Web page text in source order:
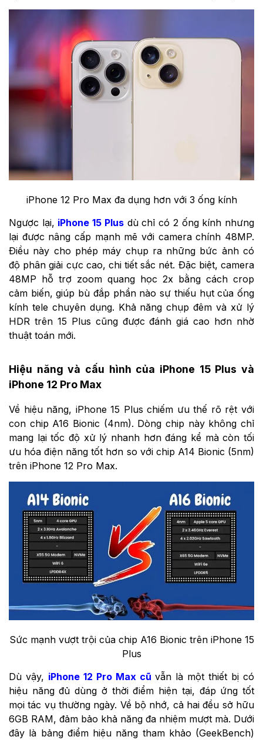
iPhone 12 Pro Max đa dụng hơn với 3 ống kính
Ngược lại, iPhone 15 Plusdù chỉ có 2 ống kính nhưng
lại được nâng cấp mạnh mẽ với camera chính 48MP.
Điều này cho phép máy chụp ra những bức ảnh có
độ phân giải cực cao, chi tiết sắc nét. Đặc biệt, camera
48MP hỗ trợ zoom quang học 2x bằng cách crop
cảm biến, giúp bù đắp phần nào sự thiếu hụt của ống
kính tele chuyên dụng. Khả năng chụp đêm và xử lý
HDR trên 15 Plus cũng được đánh giá cao hơn nhờ
thuật toán mới.
Hiệu năng và cấu hình của iPhone 15 Plus và
iPhone 12 Pro Max
Về hiệu năng, iPhone 15 Plus chiếm ưu thế rõ rệt với
con chip A16 Bionic (4nm). Dòng chip này không chỉ
mang lại tốc độ xử lý nhanh hơn đáng kể mà còn tối
ưu hóa điện năng tốt hơn so với chip A14 Bionic (5nm)
trên iPhone 12 Pro Max.
Sức mạnh vượt trội của chip A16 Bionic trên iPhone 15
Plus
Dù vậy, iPhone 12 Pro Max cũ vẫn là một thiết bị có
hiệu năng đủ dùng ở thời điểm hiện tại, đáp ứng tốt
mọi tác vụ thường ngày. Về bộ nhớ, cả hai đều sở hữu
6GB RAM, đảm bảo khả năng đa nhiệm mượt mà. Dưới
đây là bảng điểm hiệu năng tham khảo (GeekBench)